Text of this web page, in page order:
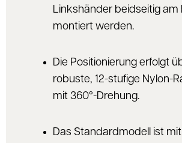
Linkshänder beidseitig am
montiert werden.
Die Positionierung erfolgt
robuste, 12-stufige Nylon-
mit 360°-Drehung.
Das Standardmodell ist